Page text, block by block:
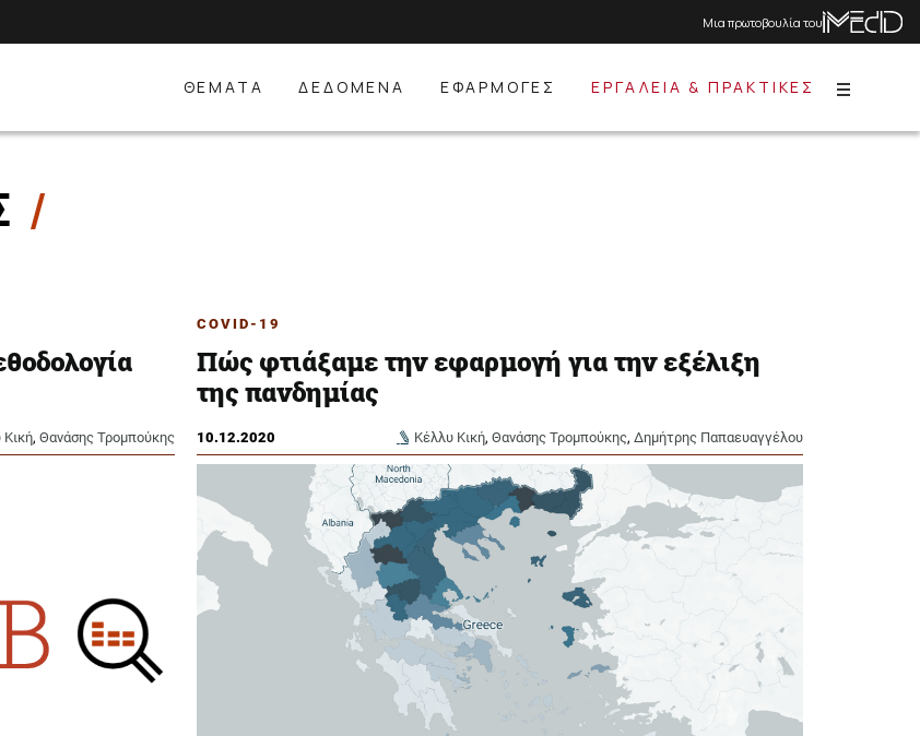
Μια πρωτοβουλία του
ΘΕΜΑΤΑ ΔΕΔΟΜΕΝΑ ΕΦΑΡΜΟΓΕΣ ΕΡΓΑΛΕΙΑ & ΠΡΑΚΤΙΚΕΣ Menu
Κική, Θανάσης Τρομπούκης
COVID-19
Πώς φτιάξαμε την εφαρμογή για την εξέλιξη
της πανδημίας
10.12.2020 Κέλλυ Κική, Θανάσης Τρομπούκης, Δημήτρης Παπαευαγγέλου